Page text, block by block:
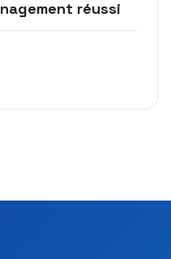
réussi